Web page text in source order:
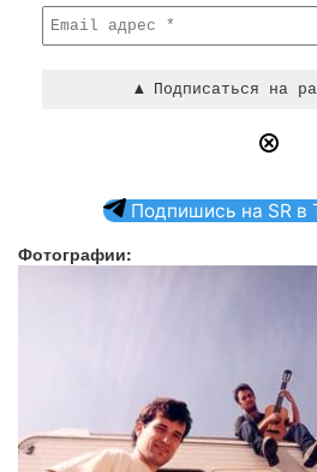
Подпишись на SR в
Фотографии: